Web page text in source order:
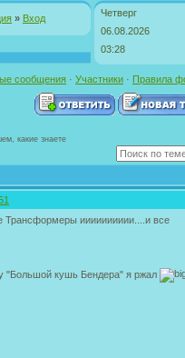
» Вход
Четверг
06.08.2026
03:28
сообщения · Участники · Правила
какие знаете
Трансформеры ииииииииии....и все
"Большой кушь Бендера" я ржал